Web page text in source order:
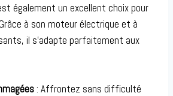
également un excellent choix pour
à son moteur électrique et à
il s’adapte parfaitement aux
: Affrontez sans difficulté